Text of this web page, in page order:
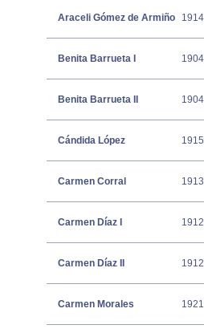
Araceli Gómez de Armiño
Benita Barrueta I
Benita Barrueta II
Cándida López
Carmen Corral
Carmen Díaz I
Carmen Díaz II
Carmen Morales